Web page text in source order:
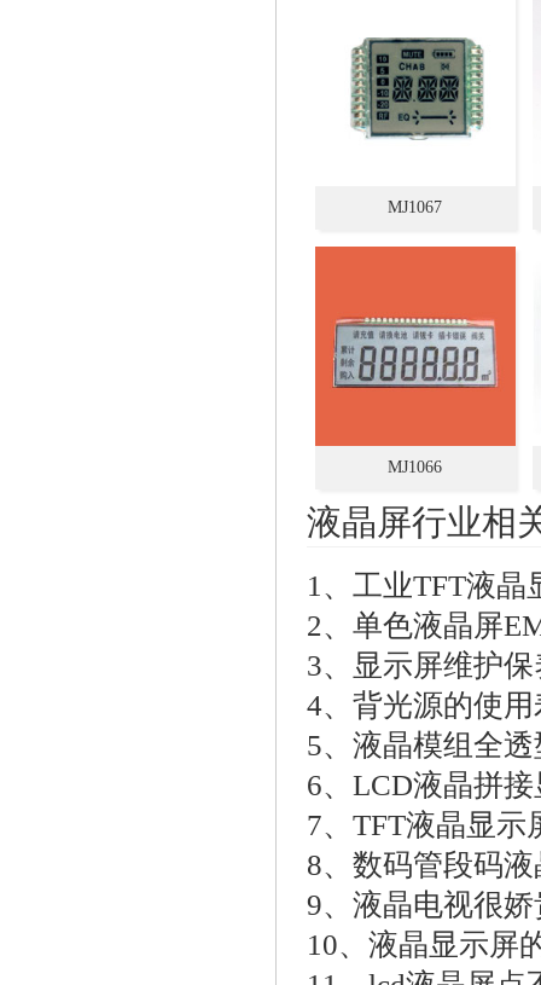
MJ1067
MJ1066
液晶屏行业相
1、 工业TFT液晶
2、 单色液晶屏
3、
显示屏维护
4、 背光源的使
5、 液晶模组全
6、 LCD液晶拼
7、 TFT液晶显示
8、 数码管段码
9、 液晶电视很
10、 液晶显示屏